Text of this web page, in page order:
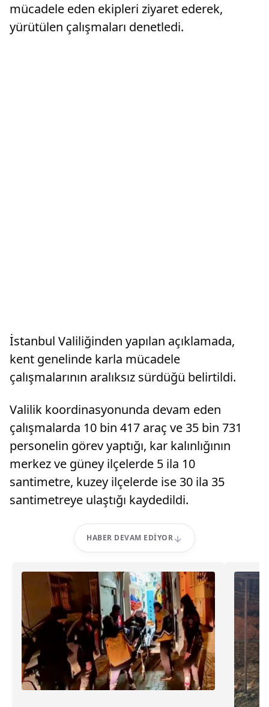
mücadele eden ekipleri ziyaret ederek,
yürütülen çalışmaları denetledi.
İstanbul Valiliğinden yapılan açıklamada,
kent genelinde karla mücadele
çalışmalarının aralıksız sürdüğü belirtildi.
Valilik koordinasyonunda devam eden
çalışmalarda 10 bin 417 araç ve 35 bin 731
personelin görev yaptığı, kar kalınlığının
merkez ve güney ilçelerde 5 ila 10
santimetre, kuzey ilçelerde ise 30 ila 35
santimetreye ulaştığı kaydedildi.
HABER DEVAM EDIYOR